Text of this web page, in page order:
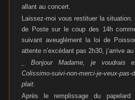
allant au concert.
Laissez-moi vous restituer la situation.
de Poste sur le coup des 14h
suivant aveuglément la loi de
attente n’excédant pas 2h30, j’arrive
_ Bonjour Madame, je voudrais
Colissimo-suivi-non-merci-je-veux-
plait.
Après le remplissage du papelard